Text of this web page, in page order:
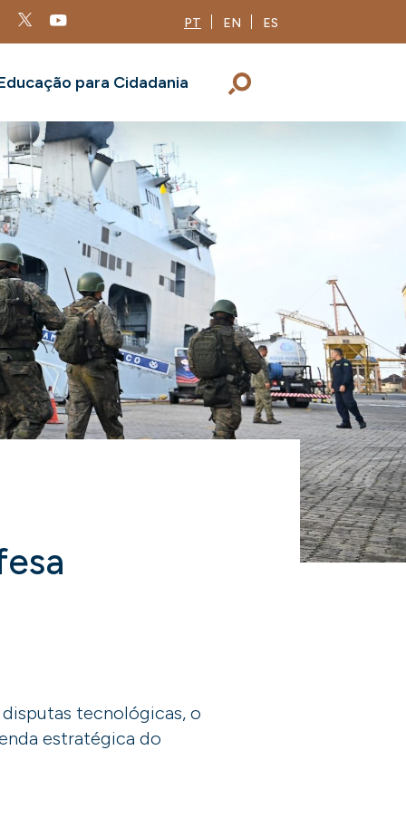
PT EN ES
para Cidadania
tecnológicas, o
estratégica do